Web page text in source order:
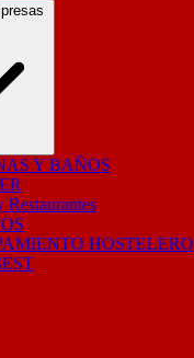
Y BAÑOS
Restaurantes
HOSTELERO